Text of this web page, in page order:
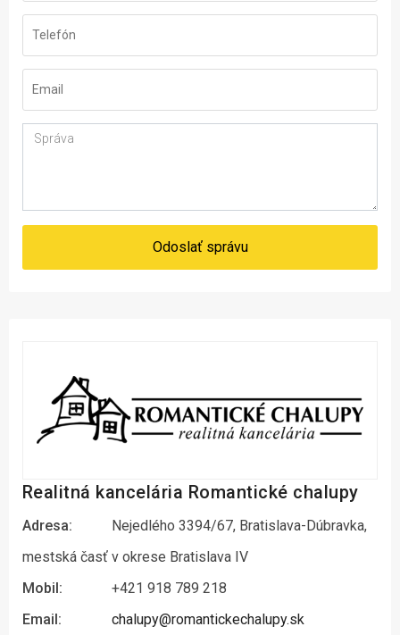
Odoslať správu
Realitná kancelária Romantické chalupy
Adresa:
Nejedlého 3394/67, Bratislava-Dúbravka,
mestská časť v okrese Bratislava IV
Mobil:
+421 918 789 218
Email:
chalupy@romantickechalupy.sk